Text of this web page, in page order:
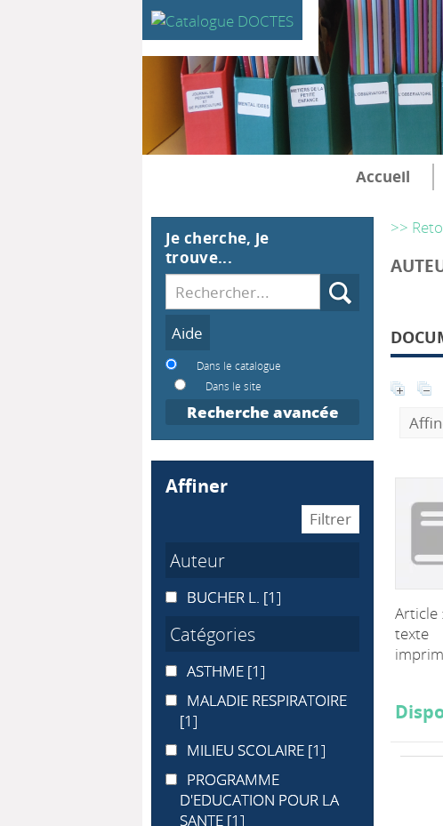
Accueil
>>
Article :
texte
Je cherche, je
trouve...
Recherche
Dans le catalogue
Dans le site
Recherche avancée
affiner
Auteur
BUCHER L.
BUCHER L. [1]
Catégories
ASTHME
ASTHME [1]
MALADIE RESPIRATOIRE
MALADIE RESPIRATOIRE
[1]
MILIEU SCOLAIRE
MILIEU SCOLAIRE [1]
PROGRAMME D'EDUCATION POUR LA
PROGRAMME
D'EDUCATION POUR LA
SANTE [1]